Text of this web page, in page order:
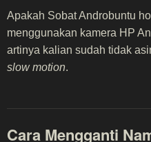
Apakah Sobat Androbuntu
menggunakan kamera HP
artinya kalian sudah tidak
slow motion.
Cara Mengganti